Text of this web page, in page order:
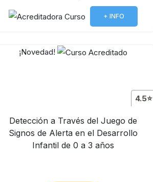
+ INFO
¡Novedad!
4.5⭐
Detección a Través del Juego de
Signos de Alerta en el Desarrollo
Infantil de 0 a 3 años